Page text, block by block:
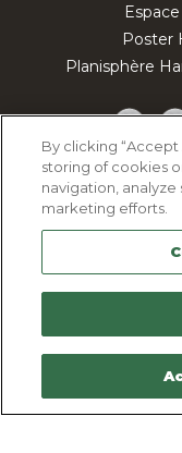
Poster
Planisphère
By clicking
storing of cookies
navigation, analyze
marketing efforts.